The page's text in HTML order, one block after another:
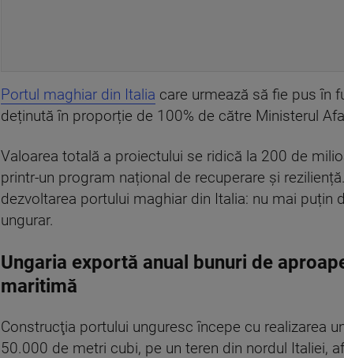
Portul maghiar din Italia care urmează să fie pus în
deținută în proporție de 100% de către Ministerul
Valoarea totală a proiectului se ridică la 200 de
printr-un program național de recuperare și
dezvoltarea portului maghiar din Italia: nu mai
ungurar.
Ungaria exportă anual bunuri de
maritimă
Construcţia portului unguresc începe cu realizarea
50.000 de metri cubi, pe un teren din nordul Italiei,